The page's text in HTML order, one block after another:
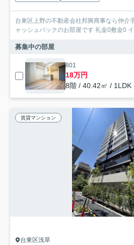
台東区上野の不動産会社邦興商事なら仲介
ャッシュバックのお部屋です 礼金0敷金0
募集中の部屋
801
18万円
8階 / 40.42㎡ / 1LDK
賃貸マンション
台東区浅草